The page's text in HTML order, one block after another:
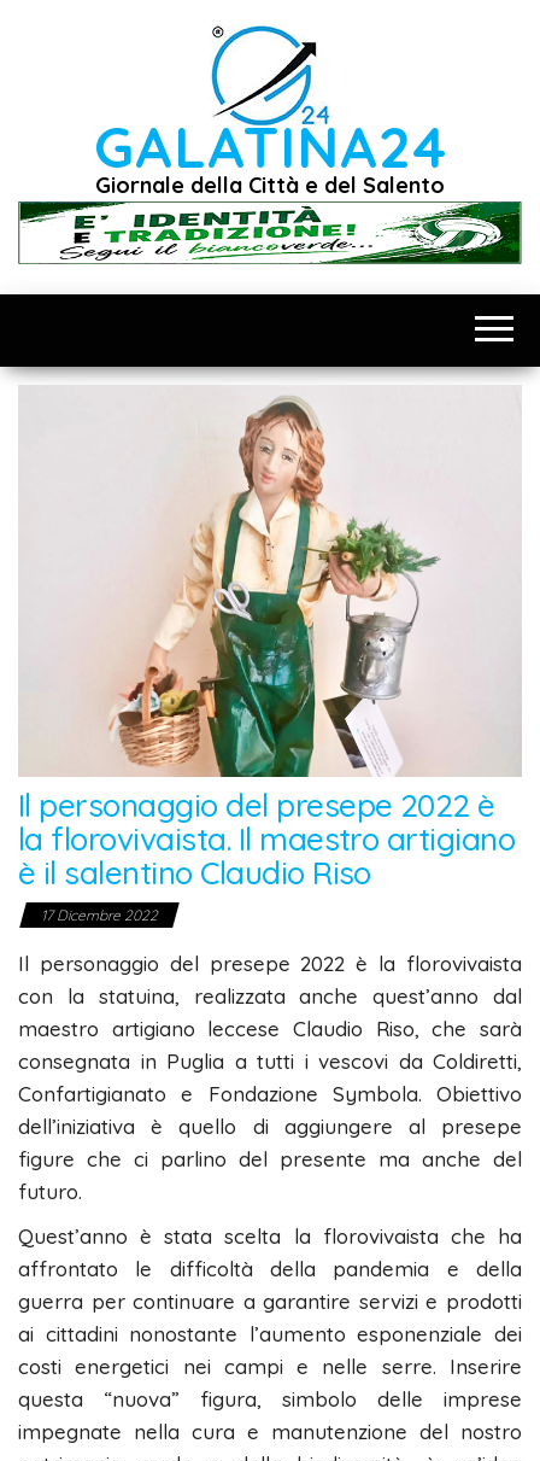
GALATINA24
Giornale della Città e del Salento
Il personaggio del presepe 2022 è
la florovivaista. Il maestro artigiano
è il salentino Claudio Riso
17 Dicembre 2022
Il personaggio del presepe 2022 è la florovivaista
con la statuina, realizzata anche quest’anno dal
maestro artigiano leccese Claudio Riso, che sarà
consegnata in Puglia a tutti i vescovi da Coldiretti,
Confartigianato e Fondazione Symbola. Obiettivo
dell’iniziativa è quello di aggiungere al presepe
figure che ci parlino del presente ma anche del
futuro.
Quest’anno è stata scelta la florovivaista che ha
affrontato le difficoltà della pandemia e della
guerra per continuare a garantire servizi e prodotti
ai cittadini nonostante l’aumento esponenziale dei
costi energetici nei campi e nelle serre. Inserire
questa “nuova” figura, simbolo delle imprese
impegnate nella cura e manutenzione del nostro